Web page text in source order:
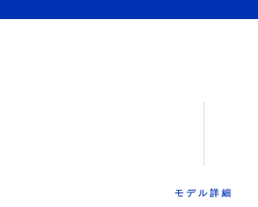
モデル詳細